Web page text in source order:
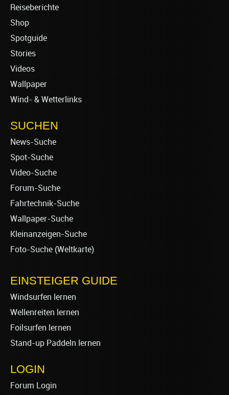
Reiseberichte
Shop
Spotguide
Stories
Videos
Wallpaper
Wind- & Wetterlinks
SUCHEN
News-Suche
Spot-Suche
Video-Suche
Forum-Suche
Fahrtechnik-Suche
Wallpaper-Suche
Kleinanzeigen-Suche
Foto-Suche (Weltkarte)
EINSTEIGER GUIDE
Windsurfen lernen
Wellenreiten lernen
Foilsurfen lernen
Stand-up Paddeln lernen
LOGIN
Forum Login